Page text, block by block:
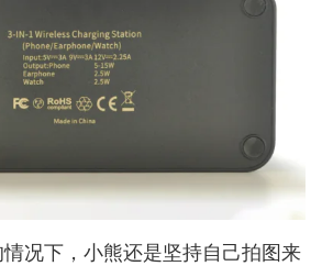
况下，小熊还是坚持自己拍图来